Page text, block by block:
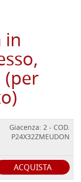
in
(per
Giacenza: 2 - COD.
P24X32ZMEUDON
ACQUISTA